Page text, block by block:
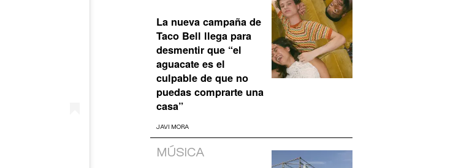
La nueva campaña de
Taco Bell llega para
desmentir que “el
aguacate es el
culpable de que no
puedas comprarte una
casa”
JAVI MORA
MÚSICA